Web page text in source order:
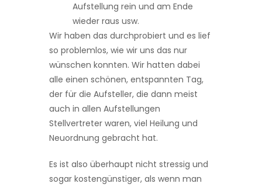
Aufstellung rein und am Ende
wieder raus usw.
Wir haben das durchprobiert und es lief
so problemlos, wie wir uns das nur
wünschen konnten. Wir hatten dabei
alle einen schönen, entspannten Tag,
der für die Aufsteller, die dann meist
auch in allen Aufstellungen
Stellvertreter waren, viel Heilung und
Neu­ordnung gebracht hat.
Es ist also überhaupt nicht stressig und
sogar kostengünstiger, als wenn man